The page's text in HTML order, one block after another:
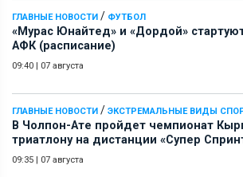
ГЛАВНЫЕ НОВОСТИ / ФУТБОЛ
«Мурас Юнайтед» и «Дордой»
АФК (расписание)
09:40 | 07 августа
ГЛАВНЫЕ НОВОСТИ / ЭКСТРЕМАЛЬНЫЕ ВИДЫ
В Чолпон-Ате пройдет чемпионат
триатлону на дистанции «Супер
09:35 | 07 августа